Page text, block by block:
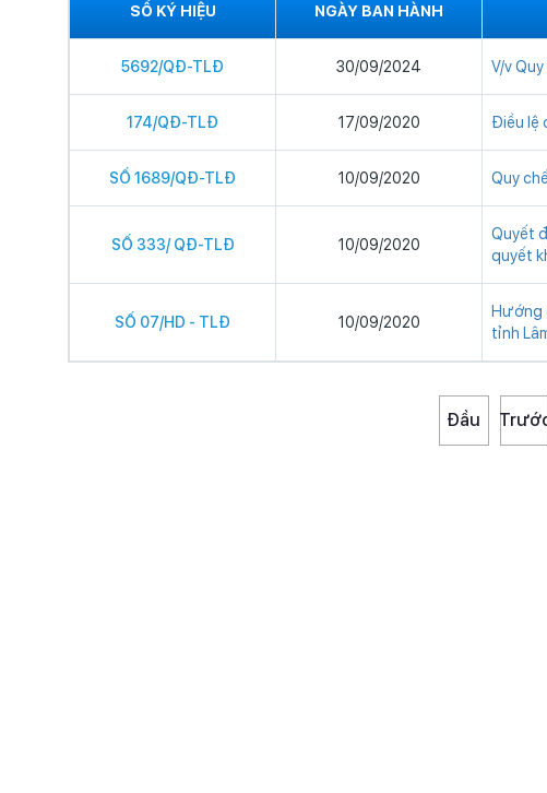
SỐ KÝ HIỆU NGÀY BAN HÀNH
5692/QĐ-TLĐ 30/09/2024 V/v
174/QĐ-TLĐ 17/09/2020 Điều lệ
SỐ 1689/QĐ-TLĐ 10/09/2020 Quy
SỐ 333/ QĐ-TLĐ 10/09/2020
Quyết
quyết
SỐ 07/HD - TLĐ 10/09/2020
Hướng
tỉnh
Đầu